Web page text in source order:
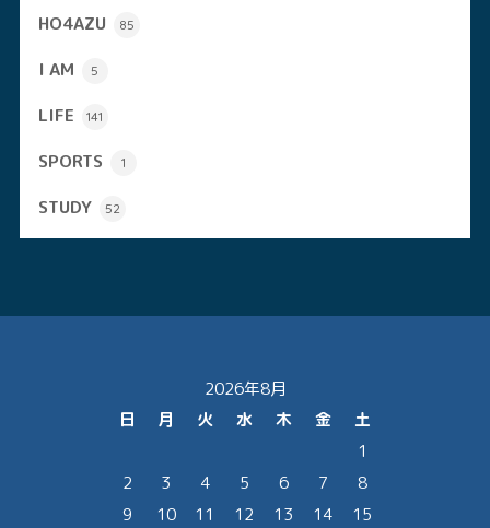
HO4AZU 85
I AM 5
LIFE 141
SPORTS 1
STUDY 52
2026年8月
日
月 火 水 木 金
土
1
2
3 4 5 6 7
8
9
10 11 12 13 14
15